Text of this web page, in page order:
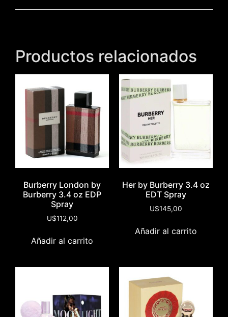
Productos relacionados
Burberry London by
Burberry 3.4 oz EDP
Spray
U$112,00
Añadir al carrito
Her by Burberry 3.4 oz
EDT Spray
U$145,00
Añadir al carrito